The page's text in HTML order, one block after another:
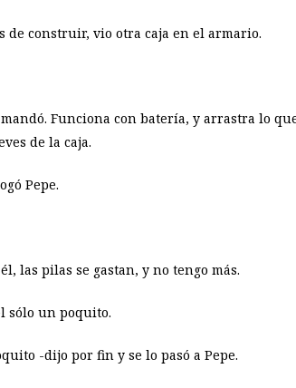
de construir, vio otra caja en el armario.
Funciona con batería, y arrastra lo
de la caja.
Pepe.
las pilas se gastan, y no tengo más.
sólo un poquito.
-dijo por fin y se lo pasó a Pepe.